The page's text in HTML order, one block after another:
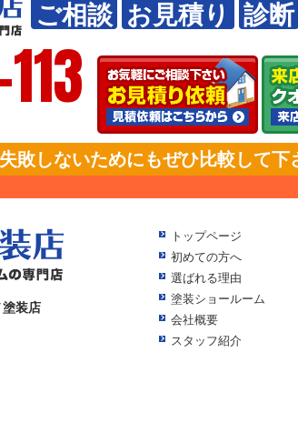
ご相談 お見積り 診断
敗しないためにもぜひ比較して下
装店
トップページ
初めての方へ
選ばれる理由
塗装ショールーム
会社概要
スタッフ紹介